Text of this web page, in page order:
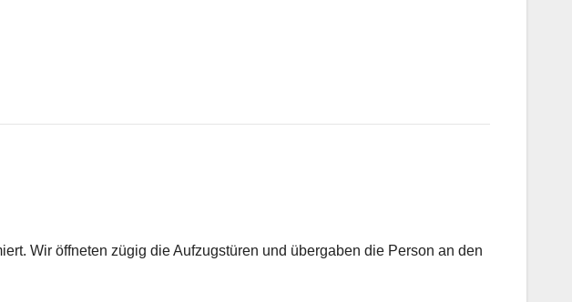
Wir öffneten zügig die Aufzugstüren und übergaben die Person an den